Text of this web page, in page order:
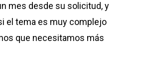
mes desde su solicitud, y
el tema es muy complejo
que necesitamos más